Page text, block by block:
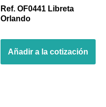
Ref. OF0441 Libreta
Orlando
Añadir a la cotización